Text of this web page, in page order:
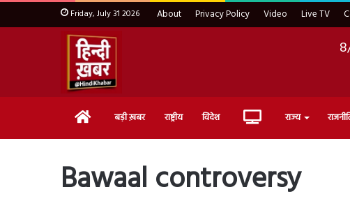
Friday, July 31 2026 About Privacy Policy Video Live TV
Home बड़ी ख़बर राष्ट्रीय विदेश Live राज्य
Bawaal controversy